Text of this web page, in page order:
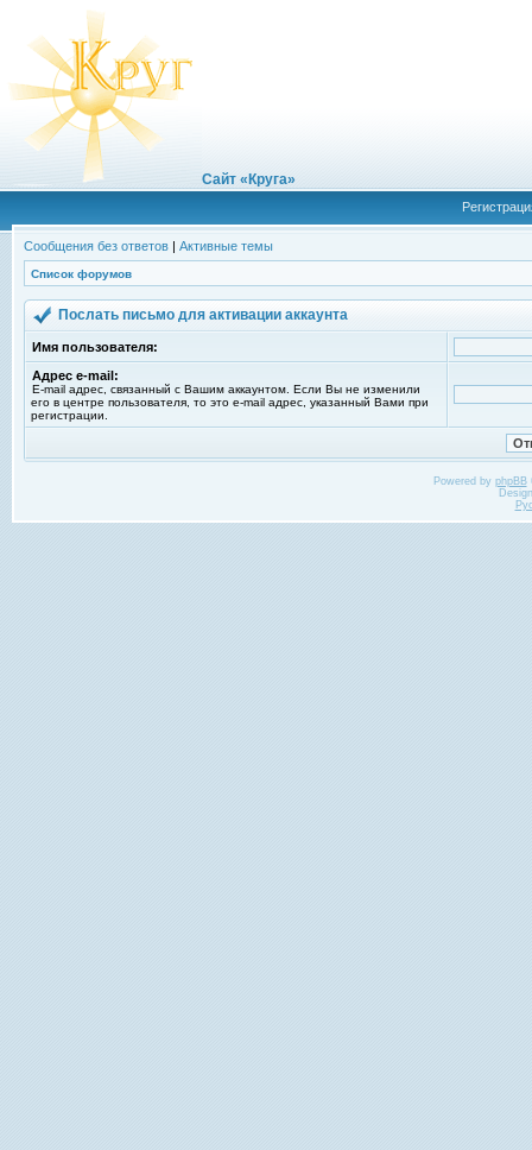
Сайт «Круга»
Сообщения без ответов | Активные темы
Список форумов
Послать письмо для активации аккаунта
Имя пользователя:
Адрес e-mail:
E-mail адрес, связанный с Вашим аккаунтом. Если Вы не изменили
его в центре пользователя, то это e-mail адрес, указанный Вами при
регистрации.
Powered by phpBB